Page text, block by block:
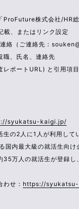
ProFuture株式会社/HR総
載、またはリンク設定
連絡（ご連絡先：
職、氏名、連絡先
レポートURL) と引用項目
syukatsu-kaigi.jp/
生の2人に1人が利用して
国内最大級の就活生向け
35万人の就活生が登録し
せ： https://